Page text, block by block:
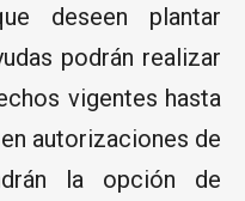
deseen plantar
podrán realizar
vigentes hasta
autorizaciones de
la opción de